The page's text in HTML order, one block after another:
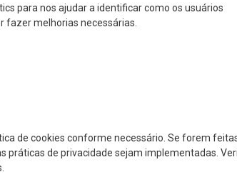
para nos ajudar a identificar como os usuários
fazer melhorias necessárias.
de cookies conforme necessário. Se forem
práticas de privacidade sejam implementadas.